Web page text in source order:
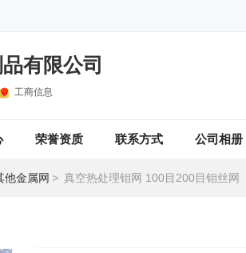
有限公司
工商信息
荣誉资质 联系方式 公司相册
他金属网 > 真空热处理钼网 100目200目钼丝网